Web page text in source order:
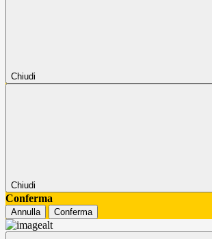
Chiudi
Chiudi
Conferma
Annulla Conferma